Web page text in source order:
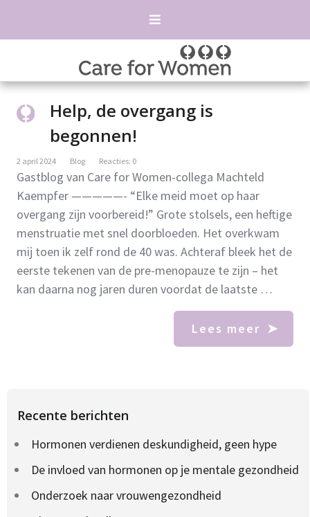
Help, de overgang is
begonnen!
2 april 2024 Blog Reacties: 0
Gastblog van Care for Women-collega Machteld
Kaempfer —————- “Elke meid moet op haar
overgang zijn voorbereid!” Grote stolsels, een heftige
menstruatie met snel doorbloeden. Het overkwam
mij toen ik zelf rond de 40 was. Achteraf bleek het de
eerste tekenen van de pre-menopauze te zijn – het
kan daarna nog jaren duren voordat de laatste …
Lees meer
Recente berichten
Hormonen verdienen deskundigheid, geen hype
De invloed van hormonen op je mentale gezondheid
Onderzoek naar vrouwengezondheid